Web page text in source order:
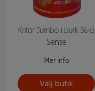
Kritor Jumbo i burk 36-p
Sense
Mer info
Välj butik